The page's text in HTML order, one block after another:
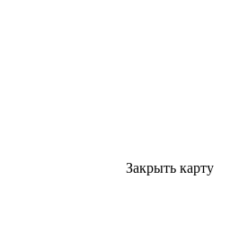
Закрыть карту